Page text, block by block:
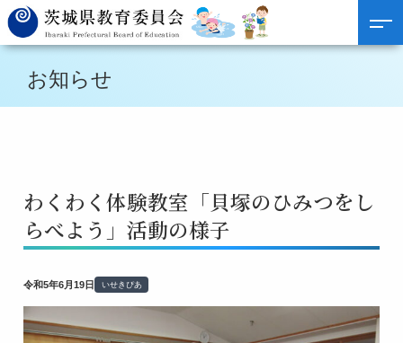
お知らせ
わくわく体験教室「貝塚のひみつをし
らべよう」活動の様子
令和5年6月19日 いせきぴあ